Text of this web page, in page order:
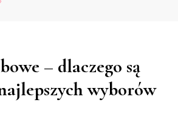
– dlaczego są
wyborów